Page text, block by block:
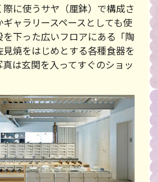
に使うサヤ（厘鉢）で構成さ
ャラリースペースとしても使
下った広いフロアにある「陶
焼をはじめとする各種食器を
は玄関を入ってすぐのショッ